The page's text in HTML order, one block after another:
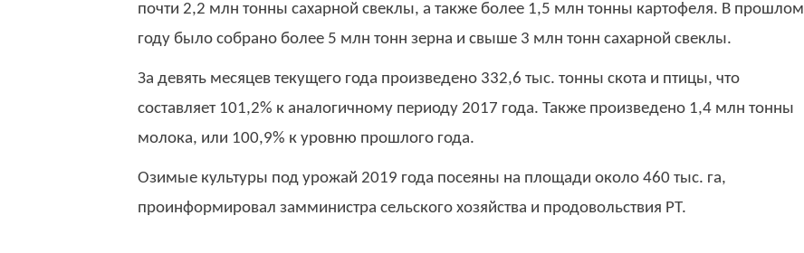
почти 2,2 млн тонны сахарной свеклы, а также более 1,5 млн тонны картофеля. В прошлом
году было собрано более 5 млн тонн зерна и свыше 3 млн тонн сахарной свеклы.
За девять месяцев текущего года произведено 332,6 тыс. тонны скота и птицы, что
составляет 101,2% к аналогичному периоду 2017 года. Также произведено 1,4 млн тонны
молока, или 100,9% к уровню прошлого года.
Озимые культуры под урожай 2019 года посеяны на площади около 460 тыс. га,
проинформировал замминистра сельского хозяйства и продовольствия РТ.